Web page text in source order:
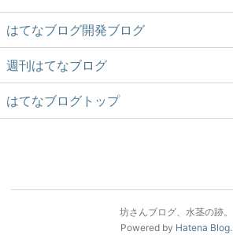
はてなブログ開発ブログ
週刊はてなブログ
はてなブログトップ
坊さんブログ、水茎の跡。
Powered by Hatena Blog.